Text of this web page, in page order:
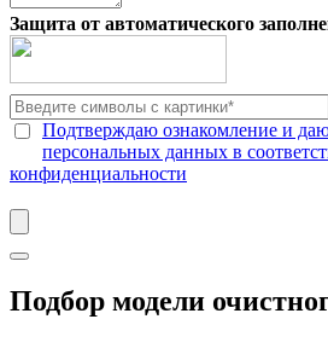
Защита от автоматического
Подтверждаю ознакомление и даю
персональных данных в
конфиденциальности
Подбор модели